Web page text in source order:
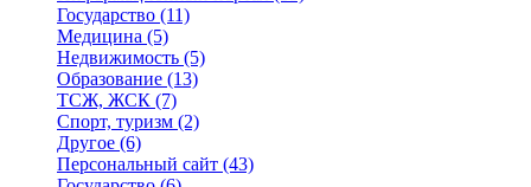
Государство (11)
Медицина (5)
Недвижимость (5)
Образование (13)
ТСЖ, ЖСК (7)
Спорт, туризм (2)
Другое (6)
Персональный сайт (43)